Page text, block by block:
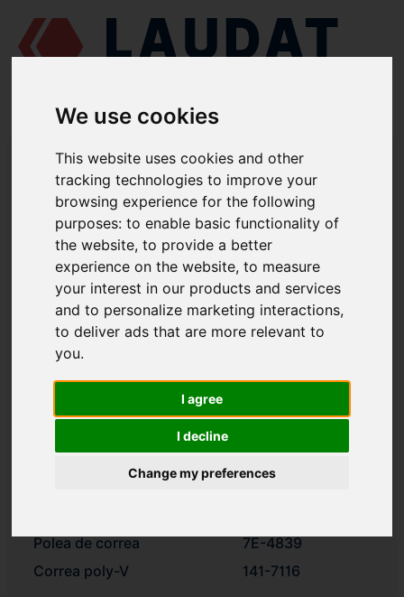
We use cookies
This website uses cookies and other
tracking technologies to improve your
browsing experience for the following
purposes:to enable basic functionality of
the website,to provide a better
experience on the website,to measure
your interest in our products and services
and to personalize marketing interactions,
to deliver ads that are more relevant to
you.
I agree
I decline
Change my preferences
LAUDAT SUPPLY/MOTORES MARINOS/ CAT - 3508
LAUDAT SUPPLY - CAT 3508
REPUESTOS
SISTEMA DE ENTRADA Y SALIDA DE
AIRE
Junta tórica
109-7411
INYECTOR
SISTEMA ELÉCTRICO
Polea de correa
7E-4839
Correa poly-V
141-7116